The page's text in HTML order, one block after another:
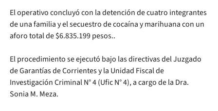
El operativo concluyó con la detención de cuatro integrantes
de una familia y el secuestro de cocaína y marihuana con un
aforo total de $6.835.199 pesos..
El procedimiento se ejecutó bajo las directivas del Juzgado
de Garantías de Corrientes y la Unidad Fiscal de
Investigación Criminal N° 4 (Ufic N° 4), a cargo de la Dra.
Sonia M. Meza.